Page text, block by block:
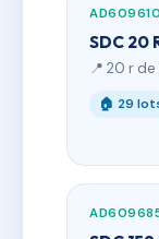
SDC 20
📍 20 r
🏠 29